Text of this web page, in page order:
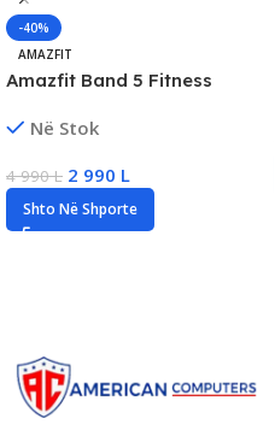
-40%
AMAZFIT
Amazfit Band 5 Fitness
15D Battery, New
Në Stok
4 990L 2 990 L
Shto Në Shporte